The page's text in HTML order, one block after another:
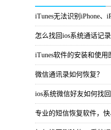
iTunes无法识别iPhone、
怎么找回ios系统通话记录
iTunes软件的安装和使用
微信通讯录如何恢复？
ios系统微信好友如何找回
专业的短信恢复软件，